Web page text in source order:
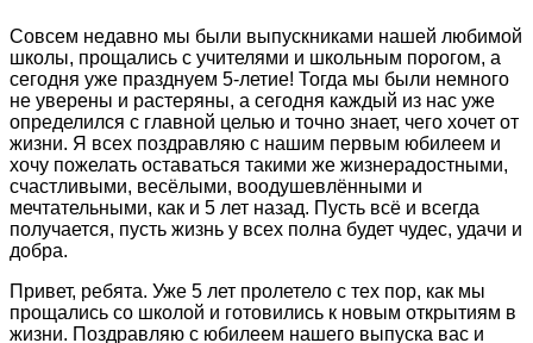
Совсем недавно мы были выпускниками нашей любимой
школы, прощались с учителями и школьным порогом, а
сегодня уже празднуем 5-летие! Тогда мы были немного
не уверены и растеряны, а сегодня каждый из нас уже
определился с главной целью и точно знает, чего хочет от
жизни. Я всех поздравляю с нашим первым юбилеем и
хочу пожелать оставаться такими же жизнерадостными,
счастливыми, весёлыми, воодушевлёнными и
мечтательными, как и 5 лет назад. Пусть всё и всегда
получается, пусть жизнь у всех полна будет чудес, удачи и
добра.
Привет, ребята. Уже 5 лет пролетело с тех пор, как мы
прощались со школой и готовились к новым открытиям в
жизни. Поздравляю с юбилеем нашего выпуска вас и